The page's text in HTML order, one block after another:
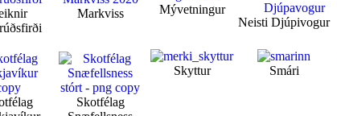
Markviss
Mývetningur
Neisti Djúpivogur
Skotfélag
Skyttur Smári